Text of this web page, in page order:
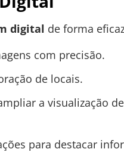
digital de forma
com precisão.
de locais.
a visualização
para destacar